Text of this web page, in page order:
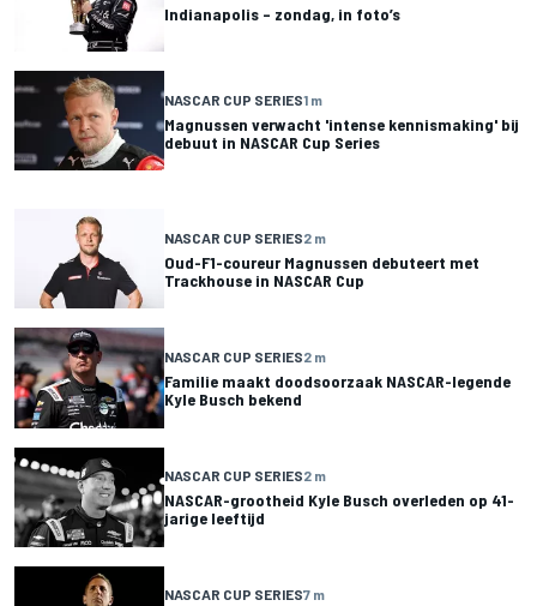
Indianapolis – zondag, in foto’s
NASCAR CUP SERIES1 m
Magnussen verwacht 'intense kennismaking' bij
debuut in NASCAR Cup Series
NASCAR CUP SERIES2 m
Oud-F1-coureur Magnussen debuteert met
Trackhouse in NASCAR Cup
NASCAR CUP SERIES2 m
Familie maakt doodsoorzaak NASCAR-legende
Kyle Busch bekend
NASCAR CUP SERIES2 m
NASCAR-grootheid Kyle Busch overleden op 41-
jarige leeftijd
NASCAR CUP SERIES7 m